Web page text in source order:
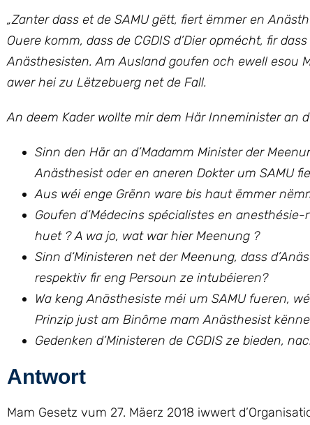
„Zanter dass et de SAMU gëtt, fiert ëmmer en
Ouere komm, dass de CGDIS d’Dier opmécht, fir
Anästhesisten.Am Ausland goufen och ewell esou
awer hei zu Lëtzebuerg net de Fall.
An deem Kader wollte mirdem Här Inneminister an
Sinn den Här an d’Madamm Minister der
Anästhesist oder en aneren Dokter um SAMU
Aus wéi enge Grënn ware bis haut ëmmer
Goufen d’Médecins spécialistes en
huet ? A wa jo, wat war hier Meenung ?
Sinn d‘Ministeren net der Meenung, dass
respektiv fir eng Persoun ze intubéieren?
Wa keng Anästhesiste méi um SAMU fueren,
Prinzip just am Binôme mam Anästhesist
Gedenken d’Ministeren de CGDIS ze bieden,
Antwort
Mam Gesetz vum 27. Mäerz 2018 iwwert